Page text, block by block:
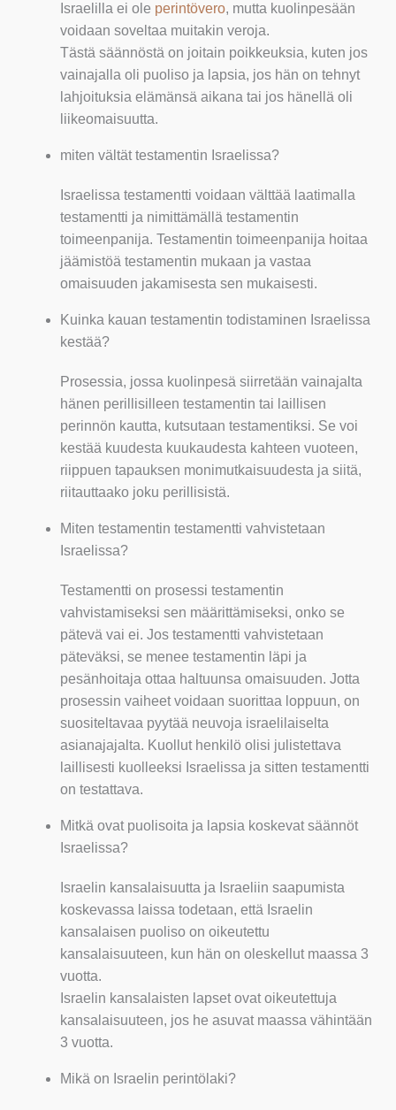
Israelilla ei ole perintövero, mutta kuolinpesään
voidaan soveltaa muitakin veroja.
Tästä säännöstä on joitain poikkeuksia, kuten jos
vainajalla oli puoliso ja lapsia, jos hän on tehnyt
lahjoituksia elämänsä aikana tai jos hänellä oli
liikeomaisuutta.
miten vältät testamentin Israelissa?
Israelissa testamentti voidaan välttää laatimalla
testamentti ja nimittämällä testamentin
toimeenpanija. Testamentin toimeenpanija hoitaa
jäämistöä testamentin mukaan ja vastaa
omaisuuden jakamisesta sen mukaisesti.
Kuinka kauan testamentin todistaminen Israelissa
kestää?
Prosessia, jossa kuolinpesä siirretään vainajalta
hänen perillisilleen testamentin tai laillisen
perinnön kautta, kutsutaan testamentiksi. Se voi
kestää kuudesta kuukaudesta kahteen vuoteen,
riippuen tapauksen monimutkaisuudesta ja siitä,
riitauttaako joku perillisistä.
Miten testamentin testamentti vahvistetaan
Israelissa?
Testamentti on prosessi testamentin
vahvistamiseksi sen määrittämiseksi, onko se
pätevä vai ei. Jos testamentti vahvistetaan
päteväksi, se menee testamentin läpi ja
pesänhoitaja ottaa haltuunsa omaisuuden. Jotta
prosessin vaiheet voidaan suorittaa loppuun, on
suositeltavaa pyytää neuvoja israelilaiselta
asianajajalta. Kuollut henkilö olisi julistettava
laillisesti kuolleeksi Israelissa ja sitten testamentti
on testattava.
Mitkä ovat puolisoita ja lapsia koskevat säännöt
Israelissa?
Israelin kansalaisuutta ja Israeliin saapumista
koskevassa laissa todetaan, että Israelin
kansalaisen puoliso on oikeutettu
kansalaisuuteen, kun hän on oleskellut maassa 3
vuotta.
Israelin kansalaisten lapset ovat oikeutettuja
kansalaisuuteen, jos he asuvat maassa vähintään
3 vuotta.
Mikä on Israelin perintölaki?